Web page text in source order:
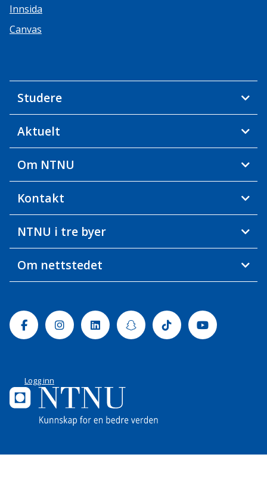
Innsida
Canvas
Studere
Aktuelt
Om NTNU
Kontakt
NTNU i tre byer
Om nettstedet
FacebookInstagramLinkedinSnapchatTiktok Youtube
Logg inn